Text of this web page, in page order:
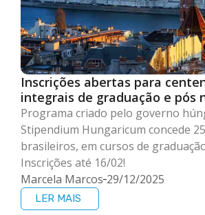
Inscrições abertas para
integrais de graduação e pós
Programa criado pelo governo
Stipendium Hungaricum concede
brasileiros, em cursos de
Inscrições até 16/02!
Marcela Marcos 29/12/2025
LER MAIS